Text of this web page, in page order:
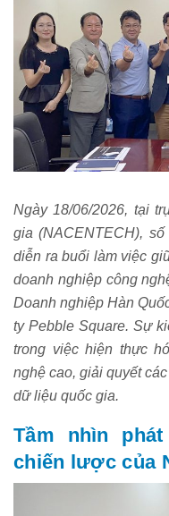
Ngày 18/06/2026, tại
gia (NACENTECH),
diễn ra buổi làm việc
doanh nghiệp công
Doanh nghiệp Hàn
ty Pebble Square. Sự
trong việc hiện thực
nghệ cao, giải quyết
dữ liệu quốc gia.
Tầm nhìn
chiến lược của